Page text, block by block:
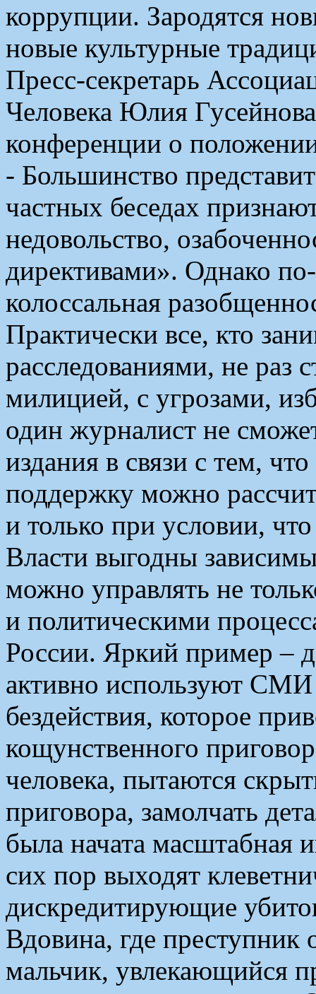
коррупции. Зародятся
новые культурные
Пресс-секретарь
Человека Юлия Гусейнова
конференции о
- Большинство
частных беседах
недовольство,
директивами». Однако
колоссальная
Практически все, кто
расследованиями, не раз
милицией, с угрозами,
один журналист не
издания в связи с тем,
поддержку можно
и только при условии,
Власти выгодны
можно управлять не
и политическими
России. Яркий пример –
активно используют СМИ
бездействия, которое
кощунственного
человека, пытаются
приговора, замолчать
была начата масштабная
сих пор выходят
дискредитирующие
Вдовина, где
мальчик, увлекающийся